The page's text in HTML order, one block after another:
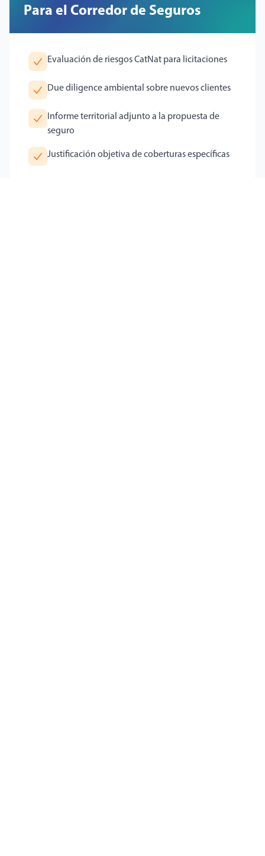
Para el Corredor de Seguros
Evaluación de riesgos CatNat para licitaciones
Due diligence ambiental sobre nuevos clientes
Informe territorial adjunto a la propuesta de
seguro
Justificación objetiva de coberturas específicas